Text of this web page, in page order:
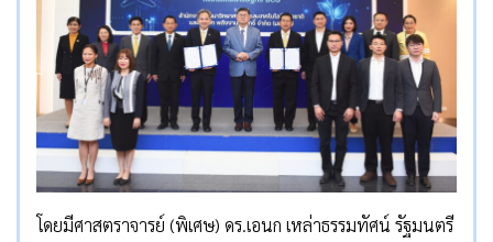
โดยมีศาสตราจารย์ (พิเศษ) ดร.เอนก เหล่าธรรมทัศน์ รัฐมนตรี